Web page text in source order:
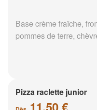
Base crème fraîche,
pommes de terre,
Pizza raclette junior
11.50 €